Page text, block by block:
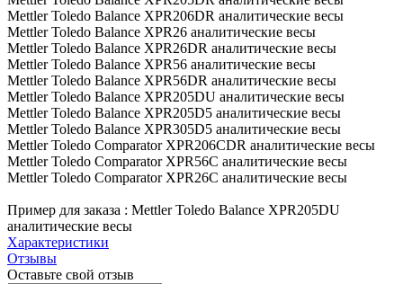
Mettler Toledo Balance XPR206DR аналитические весы
Mettler Toledo Balance XPR26 аналитические весы
Mettler Toledo Balance XPR26DR аналитические весы
Mettler Toledo Balance XPR56 аналитические весы
Mettler Toledo Balance XPR56DR аналитические весы
Mettler Toledo Balance XPR205DU аналитические весы
Mettler Toledo Balance XPR205D5 аналитические весы
Mettler Toledo Balance XPR305D5 аналитические весы
Mettler Toledo Comparator XPR206CDR аналитические весы
Mettler Toledo Comparator XPR56C аналитические весы
Mettler Toledo Comparator XPR26C аналитические весы
Пример для заказа : Mettler Toledo Balance XPR205DU
аналитические весы
Характеристики
Отзывы
Оставьте свой отзыв